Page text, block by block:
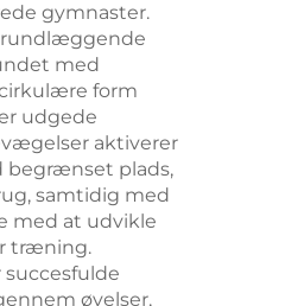
gymnaster.
med
form
udgede
aktiverer
begrænset plads,
samtidig med
med at udvikle
træning.
øvelser,